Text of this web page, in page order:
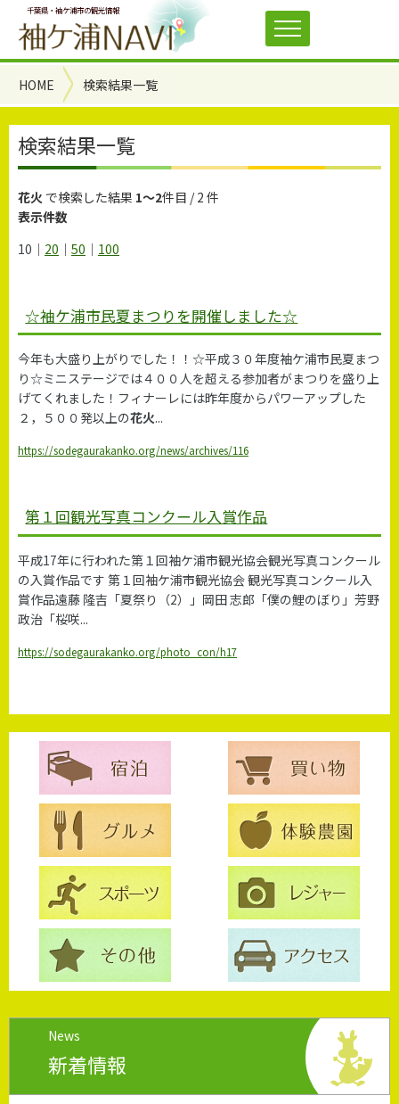
千葉県・袖ケ浦市の観光情報
HOME 検索結果一覧
検索結果一覧
花火 で検索した結果 1〜2件目 / 2 件
表示件数
10 ｜ 20 ｜ 50 ｜ 100
☆袖ケ浦市民夏まつりを開催しました☆
今年も大盛り上がりでした！！☆平成３０年度袖ケ浦市民夏まつ
り☆ミニステージでは４００人を超える参加者がまつりを盛り上
げてくれました！フィナーレには昨年度からパワーアップした
２，５００発以上の花火...
https://sodegaurakanko.org/news/archives/116
第１回観光写真コンクール入賞作品
平成17年に行われた第１回袖ケ浦市観光協会観光写真コンクール
の入賞作品です 第１回袖ケ浦市観光協会 観光写真コンクール入
賞作品遠藤 隆吉「夏祭り（2）」岡田 志郎「僕の鯉のぼり」芳野
政治「桜咲...
https://sodegaurakanko.org/photo_con/h17
News
新着情報